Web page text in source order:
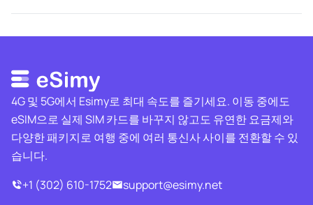
4G 및 5G에서 Esimy로 최대 속도를 즐기세요. 이동 중에도
eSIM으로 실제 SIM 카드를 바꾸지 않고도 유연한 요금제와
다양한 패키지로 여행 중에 여러 통신사 사이를 전환할 수 있
습니다.
+1 (302) 610-1752
support@esimy.net